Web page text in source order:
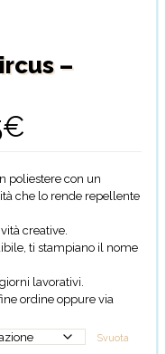
–
€
da
11,95€
15,95€
poliestere con un
che lo rende repellente
creative.
ti stampiano il nome
lavorativi.
ordine oppure via
Svuota